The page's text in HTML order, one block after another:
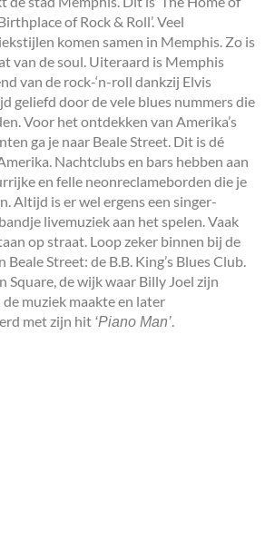
of Rock & Roll’. Veel
komen samen in Memphis. Zo is
van de soul. Uiteraard is Memphis
van de rock-‘n-roll dankzij Elvis
geliefd door de vele blues nummers die
Voor het ontdekken van Amerika’s
ga je naar Beale Street. Dit is dé
Nachtclubs en bars hebben aan
en felle neonreclameborden die je
Altijd is er wel ergens een singer-
livemuziek aan het spelen. Vaak
op straat. Loop zeker binnen bij de
Beale Street: de B.B. King’s Blues Club.
Square, de wijk waar Billy Joel zijn
muziek maakte en later
met zijn hit ‘Piano Man’.